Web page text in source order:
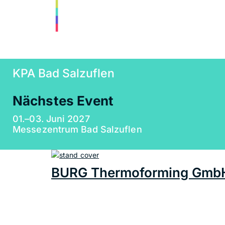
KPA Bad Salzuflen
Nächstes Event
01.–03. Juni 2027
Messezentrum Bad Salzuflen
BURG Thermoforming